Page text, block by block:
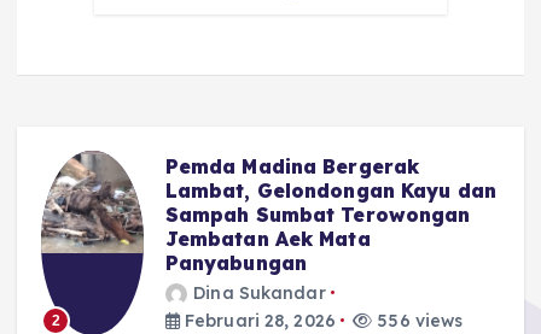
2
Pemda Madina Bergerak
Lambat, Gelondongan Kayu dan
Sampah Sumbat Terowongan
Jembatan Aek Mata
Panyabungan
Dina Sukandar
Februari 28, 2026
556 views